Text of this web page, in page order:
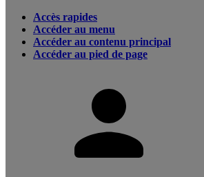
Accès rapides
Accéder au menu
Accéder au contenu principal
Accéder au pied de page